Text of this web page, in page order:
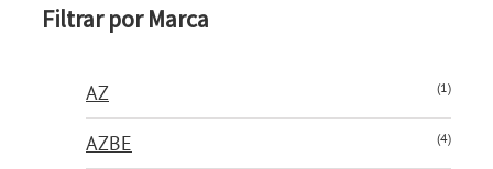
Filtrar por Marca
AZ (1)
AZBE (4)